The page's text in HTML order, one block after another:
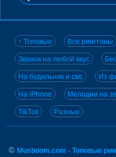
↑ Топовые Все рингтоны
Звонок на любой вкус
На будильник и смс Из
На iPhone Мелодии на
TikTok Разные
© Musboom.com - Топовые